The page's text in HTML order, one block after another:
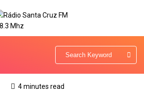
4 minutes read